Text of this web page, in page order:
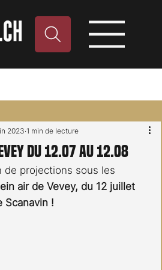
du 12.07 au 12.08
2023 1 min de lecture
de projections sous les
air de Vevey, du 12 juillet
Scanavin !